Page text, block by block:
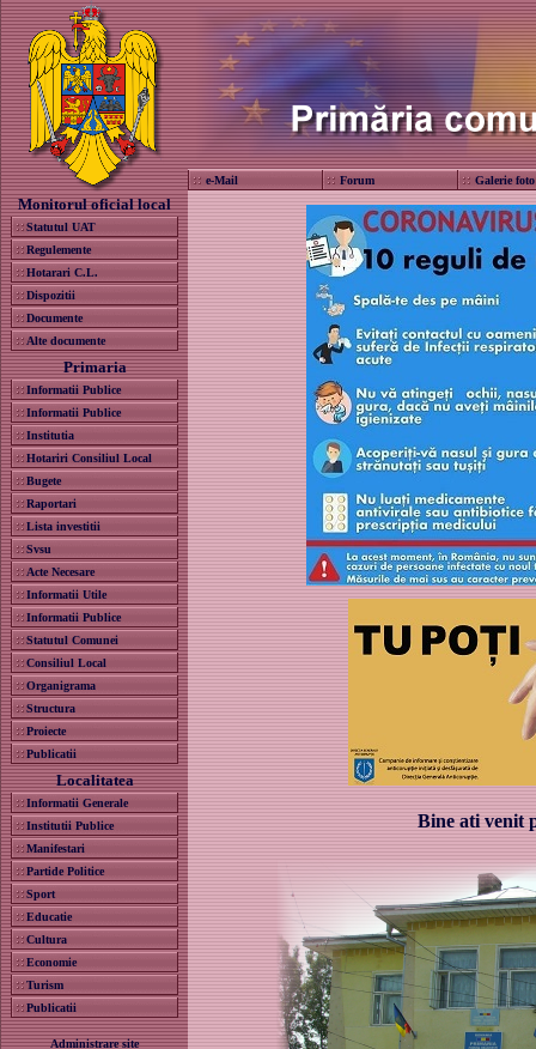
e-Mail Forum Galerie foto
Monitorul oficial local
Statutul UAT
Regulemente
Hotarari C.L.
Dispozitii
Documente
Alte documente
Primaria
Informatii Publice
Informatii Publice
Institutia
Hotariri Consiliul Local
Bugete
Raportari
Lista investitii
Svsu
Acte Necesare
Informatii Utile
Informatii Publice
Statutul Comunei
Consiliul Local
Organigrama
Structura
Proiecte
Publicatii
Localitatea
Informatii Generale
Institutii Publice
Manifestari
Partide Politice
Sport
Educatie
Cultura
Economie
Turism
Publicatii
Administrare site
Bine ati venit